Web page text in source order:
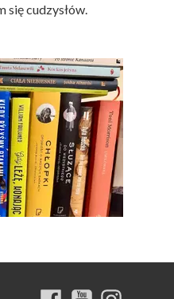
się cudzysłów.